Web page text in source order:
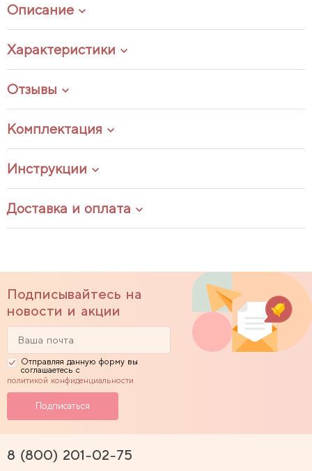
Описание
Характеристики
Отзывы
Комплектация
Инструкции
Доставка и оплата
Подписывайтесь на
новости и акции
Отправляя данную форму вы
соглашаетесь с
политикой конфиденциальности
8 (800) 201-02-75